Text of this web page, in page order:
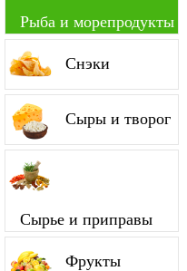
Рыба и морепродукты
Снэки
Сыры и творог
Сырье и приправы
Фрукты